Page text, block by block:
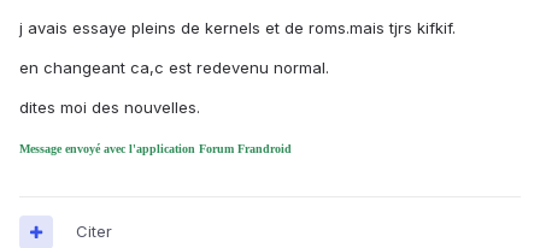
j avais essaye pleins de kernels et de roms.mais tjrs kifkif.
en changeant ca,c est redevenu normal.
dites moi des nouvelles.
Message envoyé avec l'application Forum Frandroid
Citer